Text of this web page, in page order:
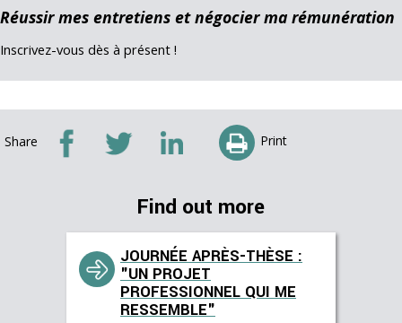
Réussir mes entretiens et négocier ma rémunération
Inscrivez-vous dès à présent !
Share Print
Find out more
JOURNÉE APRÈS-THÈSE :
"UN PROJET
PROFESSIONNEL QUI ME
RESSEMBLE"